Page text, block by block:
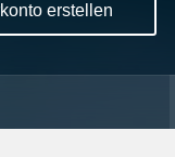
erstellen